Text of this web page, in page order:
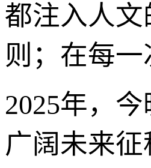
都注入人
则；在每
2025年，
广阔未来